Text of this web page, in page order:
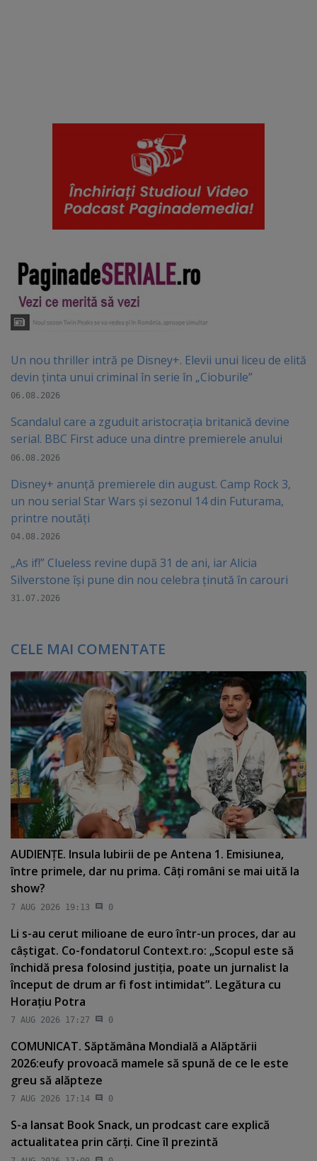
Un nou thriller intră pe Disney+. Elevii unui liceu de elită
devin ținta unui criminal în serie în „Cioburile”
06.08.2026
Scandalul care a zguduit aristocrația britanică devine
serial. BBC First aduce una dintre premierele anului
06.08.2026
Disney+ anunță premierele din august. Camp Rock 3,
un nou serial Star Wars și sezonul 14 din Futurama,
printre noutăți
04.08.2026
„As if!” Clueless revine după 31 de ani, iar Alicia
Silverstone își pune din nou celebra ținută în carouri
31.07.2026
CELE MAI COMENTATE
AUDIENŢE. Insula Iubirii de pe Antena 1. Emisiunea,
între primele, dar nu prima. Câţi români se mai uită la
show?
7 AUG 2026 19:13 0
Li s-au cerut milioane de euro într-un proces, dar au
câştigat. Co-fondatorul Context.ro: „Scopul este să
închidă presa folosind justiţia, poate un jurnalist la
început de drum ar fi fost intimidat”. Legătura cu
Horaţiu Potra
7 AUG 2026 17:27 0
COMUNICAT. Săptămâna Mondială a Alăptării
2026:eufy provoacă mamele să spună de ce le este
greu să alăpteze
7 AUG 2026 17:14 0
S-a lansat Book Snack, un prodcast care explică
actualitatea prin cărţi. Cine îl prezintă